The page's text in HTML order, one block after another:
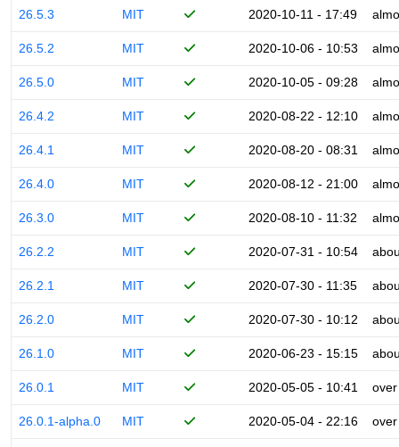
26.5.3 MIT 2020-10-11 - 17:49
26.5.2 MIT 2020-10-06 - 10:53
26.5.0 MIT 2020-10-05 - 09:28
26.4.2 MIT 2020-08-22 - 12:10
26.4.1 MIT 2020-08-20 - 08:31
26.4.0 MIT 2020-08-12 - 21:00
26.3.0 MIT 2020-08-10 - 11:32
26.2.2 MIT 2020-07-31 - 10:54
26.2.1 MIT 2020-07-30 - 11:35
26.2.0 MIT 2020-07-30 - 10:12
26.1.0 MIT 2020-06-23 - 15:15
26.0.1 MIT 2020-05-05 - 10:41
26.0.1-alpha.0 MIT 2020-05-04 - 22:16